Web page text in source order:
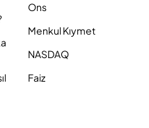
Ons
Menkul Kıymet
NASDAQ
Faiz